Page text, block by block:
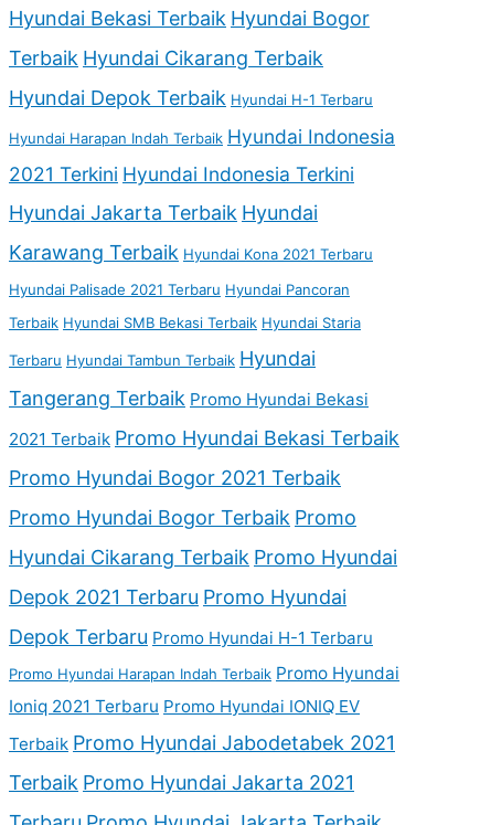
Hyundai Bekasi Terbaik Hyundai Bogor
Terbaik Hyundai Cikarang Terbaik
Hyundai Depok Terbaik Hyundai H-1 Terbaru
Hyundai Harapan Indah Terbaik Hyundai Indonesia
2021 Terkini Hyundai Indonesia Terkini
Hyundai Jakarta Terbaik Hyundai
Karawang Terbaik Hyundai Kona 2021 Terbaru
Hyundai Palisade 2021 Terbaru Hyundai Pancoran
Terbaik Hyundai SMB Bekasi Terbaik Hyundai Staria
Terbaru Hyundai Tambun Terbaik Hyundai
Tangerang Terbaik Promo Hyundai Bekasi
2021 Terbaik Promo Hyundai Bekasi Terbaik
Promo Hyundai Bogor 2021 Terbaik
Promo Hyundai Bogor Terbaik Promo
Hyundai Cikarang Terbaik Promo Hyundai
Depok 2021 Terbaru Promo Hyundai
Depok Terbaru Promo Hyundai H-1 Terbaru
Promo Hyundai Harapan Indah Terbaik Promo Hyundai
Ioniq 2021 Terbaru Promo Hyundai IONIQ EV
Terbaik Promo Hyundai Jabodetabek 2021
Terbaik Promo Hyundai Jakarta 2021